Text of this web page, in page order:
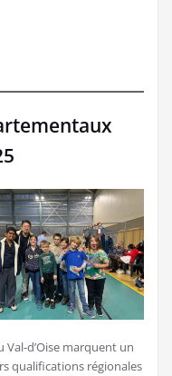
d’Oise marquent un
qualifications régionales